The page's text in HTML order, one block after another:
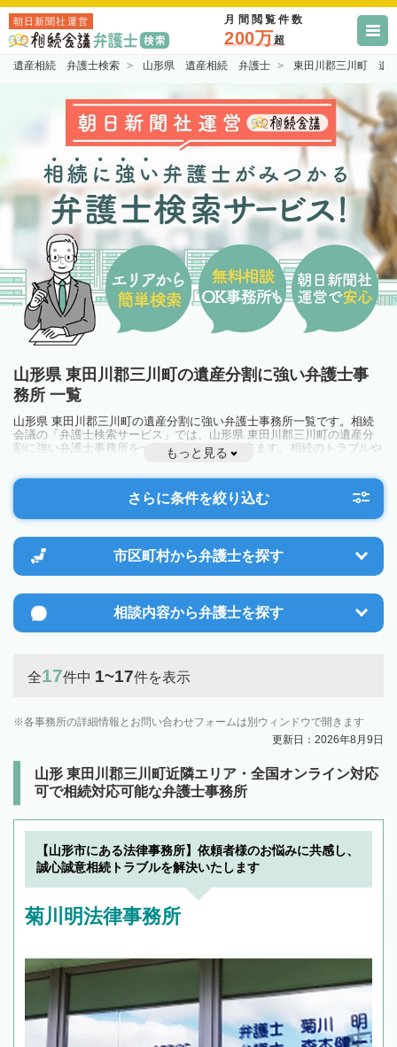
朝日新聞社運営 月間閲覧件数
200万超
遺産相続 弁護士検索 山形県 遺産相続 弁護士 東田川郡三川町 遺
山形県 東田川郡三川町の遺産分割に強い弁護士事
務所 一覧
山形県 東田川郡三川町の遺産分割に強い弁護士事務所一覧です。相続
会議の「弁護士検索サービス」では、山形県 東田川郡三川町の遺産分
割に強い弁護士事務所を一覧で見ることが出来ます。相続のトラブルや
お悩みを抱えている方は一度近隣の弁護士に相談してみましょう。
もっと見る
さらに条件を絞り込む
市区町村から弁護士を探す
相談内容から弁護士を探す
全17件中 1~17件を表示
各事務所の詳細情報とお問い合わせフォームは別ウィンドウで開きます
更新日：2026年8月9日
山形 東田川郡三川町近隣エリア・全国オンライン対応
可で相続対応可能な弁護士事務所
【山形市にある法律事務所】依頼者様のお悩みに共感し、
誠心誠意相続トラブルを解決いたします
菊川明法律事務所